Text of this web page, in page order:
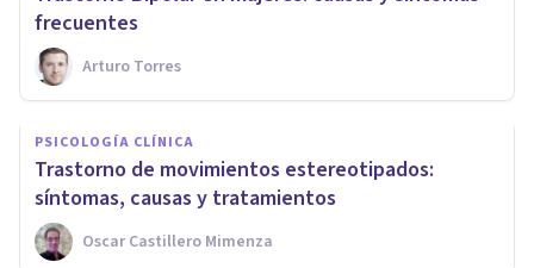
frecuentes
Arturo Torres
PSICOLOGÍA CLÍNICA
Trastorno de movimientos estereotipados:
síntomas, causas y tratamientos
Oscar Castillero Mimenza
PSICOLOGÍA CLÍNICA
Trastorno de
despersonalización: síntomas,
causas y tratamiento
Oscar Castillero Mimenza